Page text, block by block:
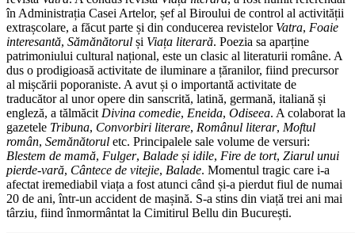
în Administrația Casei Artelor, șef al Biroului de control al activității
extrașcolare, a făcut parte și din conducerea revistelor Vatra, Foaie
interesantă, Sămănătorul și Viața literară. Poezia sa aparține
patrimoniului cultural național, este un clasic al literaturii române. A
dus o prodigioasă activitate de iluminare a țăranilor, fiind precursor
al mișcării poporaniste. A avut și o importantă activitate de
traducător al unor opere din sanscrită, latină, germană, italiană și
engleză, a tălmăcit Divina comedie, Eneida, Odiseea. A colaborat la
gazetele Tribuna, Convorbiri literare, Românul literar, Moftul
român, Semănătorul etc. Principalele sale volume de versuri:
Blestem de mamă, Fulger, Balade și idile, Fire de tort, Ziarul unui
pierde-vară, Cântece de vitejie, Balade. Momentul tragic care i-a
afectat iremediabil viața a fost atunci când și-a pierdut fiul de numai
20 de ani, într-un accident de mașină. S-a stins din viață trei ani mai
târziu, fiind înmormântat la Cimitirul Bellu din București.